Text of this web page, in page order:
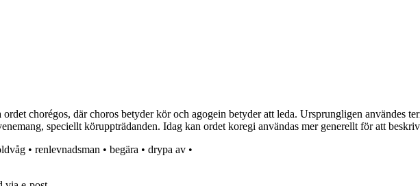
chorégos, där choros betyder kör och agogein betyder att leda. Ursprungligen användes
speciellt köruppträdanden. Idag kan ordet koregi användas mer generellt för att
• renlevnadsman • begära • drypa av •